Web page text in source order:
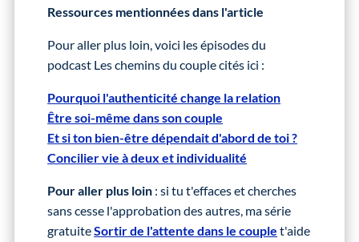
Ressources mentionnées dans l'article
Pour aller plus loin, voici les épisodes du
podcast Les chemins du couple cités ici :
Pourquoi l'authenticité change la relation
Être soi-même dans son couple
Et si ton bien-être dépendait d'abord de toi ?
Concilier vie à deux et individualité
Pour aller plus loin : si tu t'effaces et cherches
sans cesse l'approbation des autres, ma série
gratuiteSortir de l'attente dans le couple t'aide